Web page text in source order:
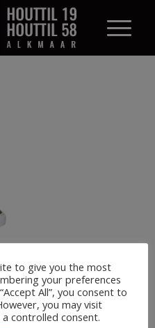
to give you the most
your preferences
All”, you consent to
you may visit
controlled consent.